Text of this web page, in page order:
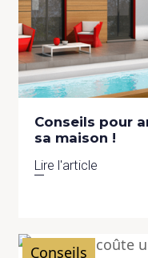
Conseils pour
sa maison !
Lire l'article
Conseils